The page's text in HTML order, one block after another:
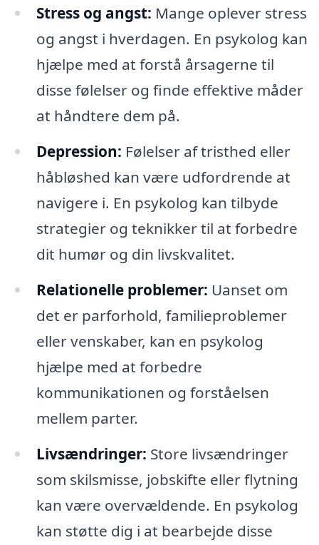
Stress og angst: Mange oplever stress
og angst i hverdagen. En psykolog kan
hjælpe med at forstå årsagerne til
disse følelser og finde effektive måder
at håndtere dem på.
Depression: Følelser af tristhed eller
håbløshed kan være udfordrende at
navigere i. En psykolog kan tilbyde
strategier og teknikker til at forbedre
dit humør og din livskvalitet.
Relationelle problemer: Uanset om
det er parforhold, familieproblemer
eller venskaber, kan en psykolog
hjælpe med at forbedre
kommunikationen og forståelsen
mellem parter.
Livsændringer: Store livsændringer
som skilsmisse, jobskifte eller flytning
kan være overvældende. En psykolog
kan støtte dig i at bearbejde disse